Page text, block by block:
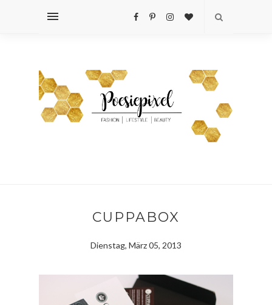
CUPPABOX
Dienstag, März 05, 2013